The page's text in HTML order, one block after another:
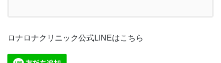
ロナロナクリニック公式LINEはこちら